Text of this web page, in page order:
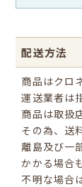
配送方法
商品はクロ
運送業者は
商品は取扱
その為、送
離島及び一
かかる場合
不明な場合